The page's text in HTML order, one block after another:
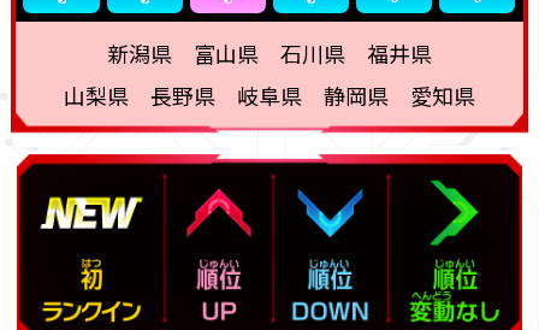
新潟県 富山県 石川県 福井県
山梨県 長野県 岐阜県 静岡県 愛知県